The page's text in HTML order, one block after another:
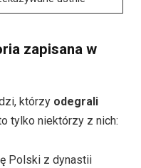
zapisana w
którzy odegrali
tylko niektórzy z nich:
Polski z dynastii